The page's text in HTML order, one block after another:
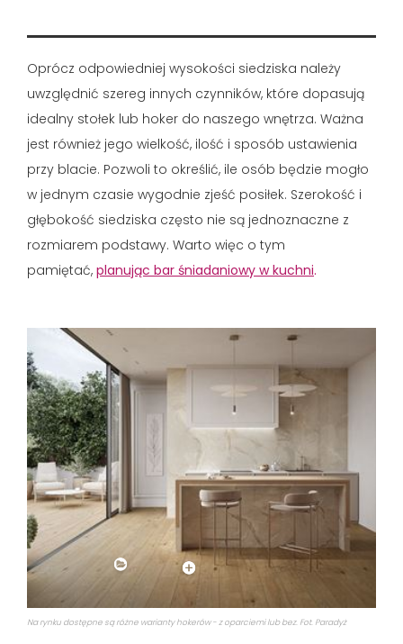
Oprócz odpowiedniej wysokości siedziska należy
uwzględnić szereg innych czynników, które dopasują
idealny stołek lub hoker do naszego wnętrza. Ważna
jest również jego wielkość, ilość i sposób ustawienia
przy blacie. Pozwoli to określić, ile osób będzie mogło
w jednym czasie wygodnie zjeść posiłek. Szerokość i
głębokość siedziska często nie są jednoznaczne z
rozmiarem podstawy. Warto więc o tym
pamiętać, planując bar śniadaniowy w kuchni.
Na rynku dostępne są różne warianty hokerów - z oparciemi lub bez. Fot. Paradyż